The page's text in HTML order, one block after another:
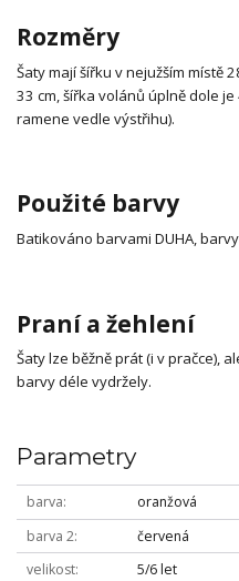
Rozměry
Šaty mají šířku v nejužším místě
33 cm, šířka volánů úplně dole
ramene vedle výstřihu).
Použité barvy
Batikováno barvami DUHA,
Praní a žehlení
Šaty lze běžně prát (i v pračce),
barvy déle vydržely.
Parametry
barva
oranžová
barva 2
červená
velikost
5/6 let